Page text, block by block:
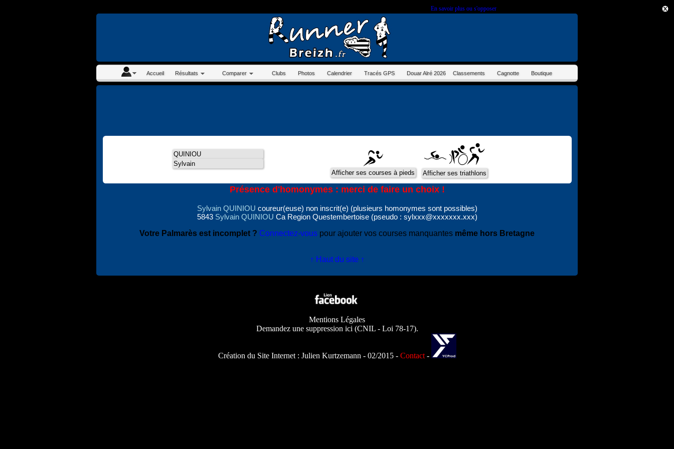
En savoir plus ou s'opposer.
Accueil Résultats Comparer Clubs Photos Calendrier Tracés GPS Douar Alré 2026 Classements Cagnotte Boutique
Présence d'homonymes : merci de faire un choix !
Sylvain QUINIOU coureur(euse) non inscrit(e) (plusieurs homonymes sont possibles)
5843 Sylvain QUINIOU Ca Region Questembertoise (pseudo : sylxxx@xxxxxxx.xxx)
Votre Palmarès est incomplet ? Connectez-vous pour ajouter vos courses manquantes même hors Bretagne
↑ Haut du site ↑
Mentions Légales
Demandez une suppression ici (CNIL - Loi 78-17).
Création du Site Internet : Julien Kurtzemann - 02/2015 - Contact-